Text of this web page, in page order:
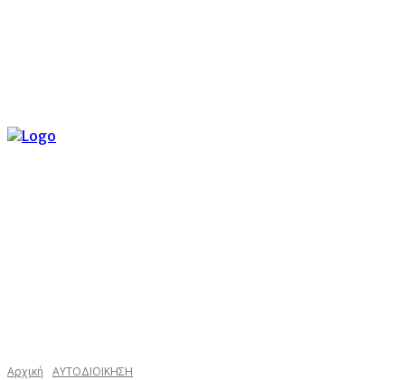
Αρχική ΑΥΤΟΔΙΟΙΚΗΣΗ